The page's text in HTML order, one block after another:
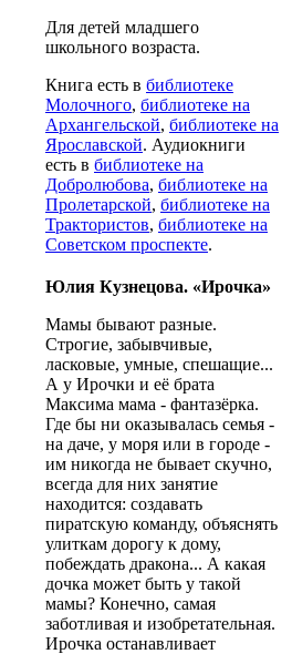
Для детей младшего
школьного возраста.
Книга есть в библиотеке
Молочного, библиотеке на
Архангельской, библиотеке на
Ярославской. Аудиокниги
есть в библиотеке на
Добролюбова, библиотеке на
Пролетарской, библиотеке на
Трактористов, библиотеке на
Советском проспекте.
Юлия Кузнецова. «Ирочка»
Мамы бывают разные.
Строгие, забывчивые,
ласковые, умные, спешащие...
А у Ирочки и её брата
Максима мама - фантазёрка.
Где бы ни оказывалась семья -
на даче, у моря или в городе -
им никогда не бывает скучно,
всегда для них занятие
находится: создавать
пиратскую команду, объяснять
улиткам дорогу к дому,
побеждать дракона... А какая
дочка может быть у такой
мамы? Конечно, самая
заботливая и изобретательная.
Ирочка останавливает